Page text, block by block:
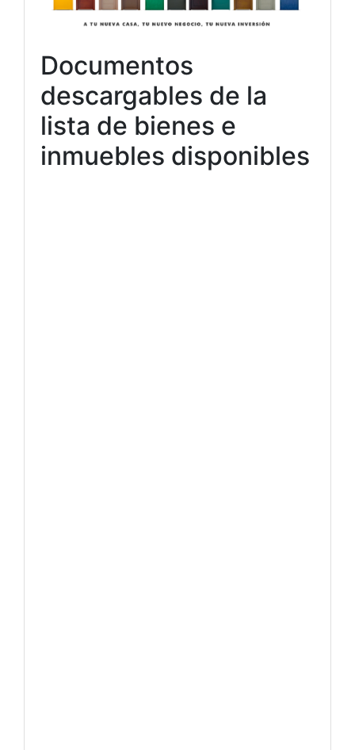
Documentos
descargables de la
lista de bienes e
inmuebles disponibles